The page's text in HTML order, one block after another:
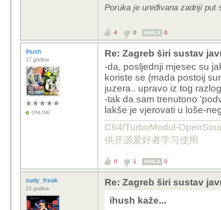
Poruka je uređivana zadnji put
4 0 HVALA 0
ihush
17 godina
ONLINE
Re: Zagreb širi sustav
-da, posljednji mjesec su
koriste se (mada postoij
juzera.. upravo iz tog
-tak da sam trenutono
lakše je vjerovati u loše-
C64/TurboModul-
供开源爱好者学习使用
0 1 HVALA 0
sudy_freak
15 godina
Re: Zagreb širi sustav
ihush kaže...